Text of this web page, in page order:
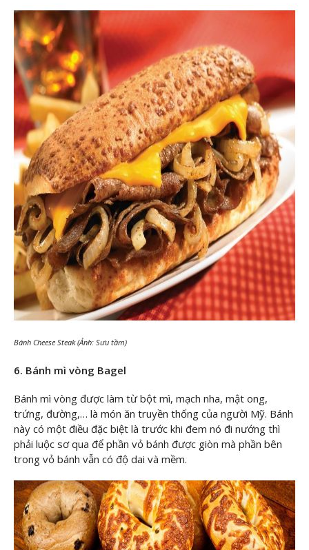
Bánh Cheese Steak (Ảnh: Sưu tầm)
6. Bánh mì vòng Bagel
Bánh mì vòng được làm từ bột mì, mạch nha, mật ong,
trứng, đường,… là món ăn truyền thống của người Mỹ. Bánh
này có một điều đặc biệt là trước khi đem nó đi nướng thì
phải luộc sơ qua để phần vỏ bánh được giòn mà phần bên
trong vỏ bánh vẫn có độ dai và mềm.